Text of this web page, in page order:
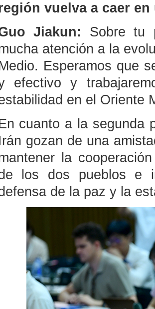
vuelva a caer
Jiakun: Sobre tu
atención a la
Esperamos que
efectivo y
en el Oriente
cuanto a la segunda
gozan de una
la
los dos pueblos e
de la paz y la